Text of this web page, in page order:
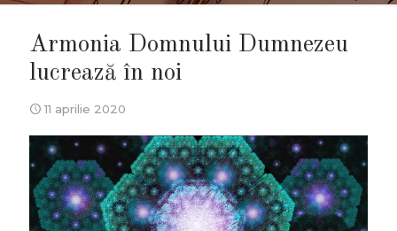
Armonia Domnului Dumnezeu
lucrează în noi
11 aprilie 2020